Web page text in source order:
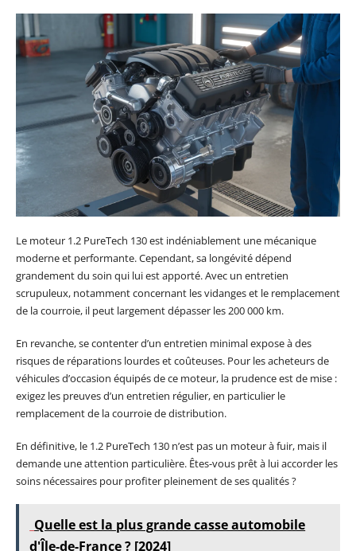
Le moteur 1.2 PureTech 130 est indéniablement une mécanique
moderne et performante. Cependant, sa longévité dépend
grandement du soin qui lui est apporté. Avec un entretien
scrupuleux, notamment concernant les vidanges et le remplacement
de la courroie, il peut largement dépasser les 200 000 km.
En revanche, se contenter d’un entretien minimal expose à des
risques de réparations lourdes et coûteuses. Pour les acheteurs de
véhicules d’occasion équipés de ce moteur, la prudence est de mise :
exigez les preuves d’un entretien régulier, en particulier le
remplacement de la courroie de distribution.
En définitive, le 1.2 PureTech 130 n’est pas un moteur à fuir, mais il
demande une attention particulière. Êtes-vous prêt à lui accorder les
soins nécessaires pour profiter pleinement de ses qualités ?
Quelle est la plus grande casse automobile
d'Île-de-France ? [2024]